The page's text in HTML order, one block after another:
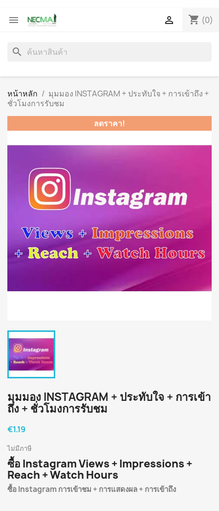
 shopping_cart (0)

search
หน้าหลัก
มุมมอง INSTAGRAM + ประทับใจ + การเข้าถึง +
ชั่วโมงการรับชม
ลดราคา!
มุมมอง INSTAGRAM + ประทับใจ + การเข้า
ถึง + ชั่วโมงการรับชม
€1.19
ไม่มีภาษี
ซื้อ Instagram Views + Impressions +
Reach + Watch Hours
ซื้อ Instagram การเข้าชม + การแสดงผล + การเข้าถึง